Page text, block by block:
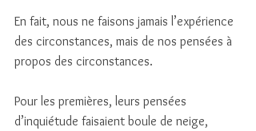
En fait, nous ne faisons jamais l’expérience
des circonstances, mais de nos pensées à
propos des circonstances.
Pour les premières, leurs pensées
d’inquiétude faisaient boule de neige,